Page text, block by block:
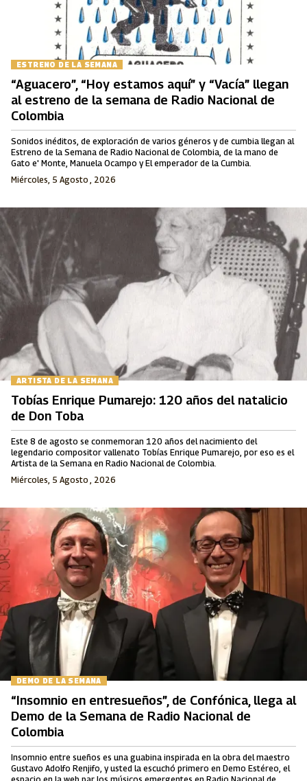
ESTRENO DE LA SEMANA
“Aguacero”, “Hoy estamos aquí” y “Vacía” llegan
al estreno de la semana de Radio Nacional de
Colombia
Sonidos inéditos, de exploración de varios géneros y de cumbia llegan al
Estreno de la Semana de Radio Nacional de Colombia, de la mano de
Gato e' Monte, Manuela Ocampo y El emperador de la Cumbia.
Miércoles, 5 Agosto , 2026
ARTISTA DE LA SEMANA
Tobías Enrique Pumarejo: 120 años del natalicio
de Don Toba
Este 8 de agosto se conmemoran 120 años del nacimiento del
legendario compositor vallenato Tobías Enrique Pumarejo, por eso es el
Artista de la Semana en Radio Nacional de Colombia.
Miércoles, 5 Agosto , 2026
DEMO DE LA SEMANA
“Insomnio en entresueños”, de Confónica, llega al
Demo de la Semana de Radio Nacional de
Colombia
Insomnio entre sueños es una guabina inspirada en la obra del maestro
Gustavo Adolfo Renjifo, y usted la escuchó primero en Demo Estéreo, el